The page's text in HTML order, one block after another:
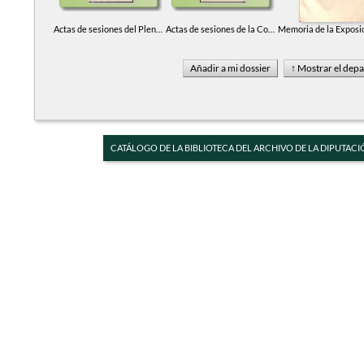
CATÁLOGO DE LA BIBLIOTECA DEL ARCHIVO DE LA